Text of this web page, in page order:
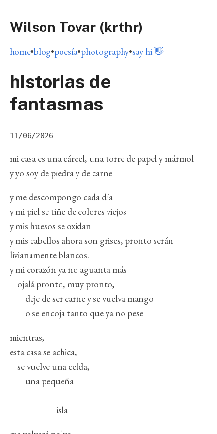
Wilson Tovar (krthr)
home•blog•poesía•photography•say hi 👋
historias de
fantasmas
11/06/2026
mi casa es una cárcel, una torre de papel y mármol
y yo soy de piedra y de carne
y me descompongo cada día
y mi piel se tiñe de colores viejos
y mis huesos se oxidan
y mis cabellos ahora son grises, pronto serán
livianamente blancos.
y mi corazón ya no aguanta más
‎ ‎ ‎ ‎ ojalá pronto, muy pronto,
‎ ‎ ‎ ‎ ‎ ‎ ‎ ‎ deje de ser carne y se vuelva mango
‎ ‎ ‎ ‎ ‎ ‎ ‎ ‎ o se encoja tanto que ya no pese
mientras,
esta casa se achica,
‎ ‎ ‎ ‎ se vuelve una celda,
‎ ‎ ‎ ‎ ‎ ‎ ‎ ‎ una pequeña ‎ ‎ ‎ ‎ ‎ ‎ ‎ ‎ ‎ ‎ ‎ ‎
‎ ‎ ‎ ‎ ‎ ‎ ‎ ‎ ‎ ‎ ‎ ‎ ‎ ‎ ‎ ‎ ‎ ‎ ‎ ‎ ‎ ‎ ‎ ‎ isla